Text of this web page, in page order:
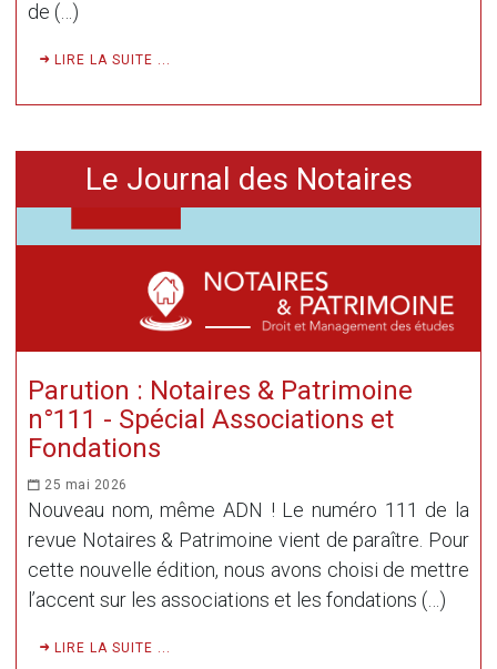
de (…)
LIRE LA SUITE ...
Le Journal des Notaires
Parution : Notaires & Patrimoine
n°111 - Spécial Associations et
Fondations
25 mai 2026
Nouveau nom, même ADN ! Le numéro 111 de la
revue Notaires & Patrimoine vient de paraître. Pour
cette nouvelle édition, nous avons choisi de mettre
l’accent sur les associations et les fondations (…)
LIRE LA SUITE ...